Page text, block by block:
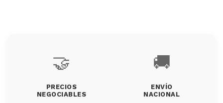
🤝
PRECIOS
NEGOCIABLES
🚚
ENVÍO
NACIONAL